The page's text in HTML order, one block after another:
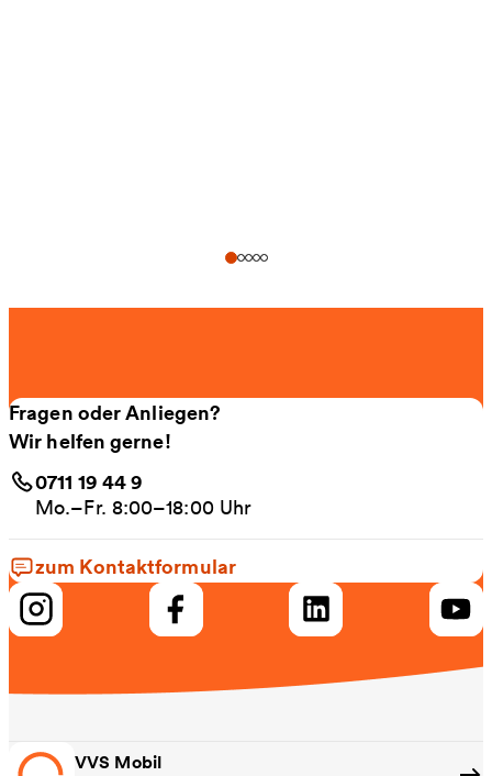
Fragen oder Anliegen?
Wir helfen gerne!
0711 19 44 9
Mo.–Fr. 8:00–18:00 Uhr
zum Kontaktformular
VVS Mobil